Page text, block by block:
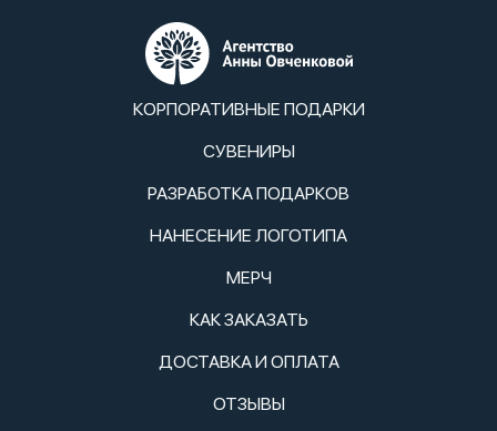
КОРПОРАТИВНЫЕ ПОДАРКИ
СУВЕНИРЫ
РАЗРАБОТКА ПОДАРКОВ
НАНЕСЕНИЕ ЛОГОТИПА
МЕРЧ
КАК ЗАКАЗАТЬ
ДОСТАВКА И ОПЛАТА
ОТЗЫВЫ